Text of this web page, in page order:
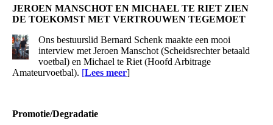
JEROEN MANSCHOT EN MICHAEL TE RIET ZIEN
DE TOEKOMST MET VERTROUWEN TEGEMOET
Ons bestuurslid Bernard Schenk maakte een mooi
interview met Jeroen Manschot (Scheidsrechter betaald
voetbal) en Michael te Riet (Hoofd Arbitrage
Amateurvoetbal). [Lees meer]
Promotie/Degradatie